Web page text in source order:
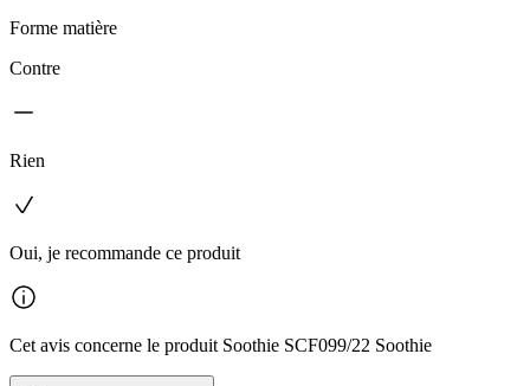
Forme matière
Contre
Rien
Oui, je recommande ce produit
Cet avis concerne le produit Soothie SCF099/22 Soothie